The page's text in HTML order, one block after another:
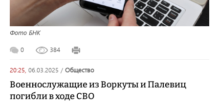
Фото БНК
0 384
20:25, 06.03.2025 / общество
Военнослужащие из Воркуты и Палевиц
погибли в ходе СВО